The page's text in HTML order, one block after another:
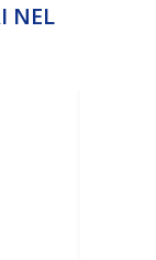
NEL